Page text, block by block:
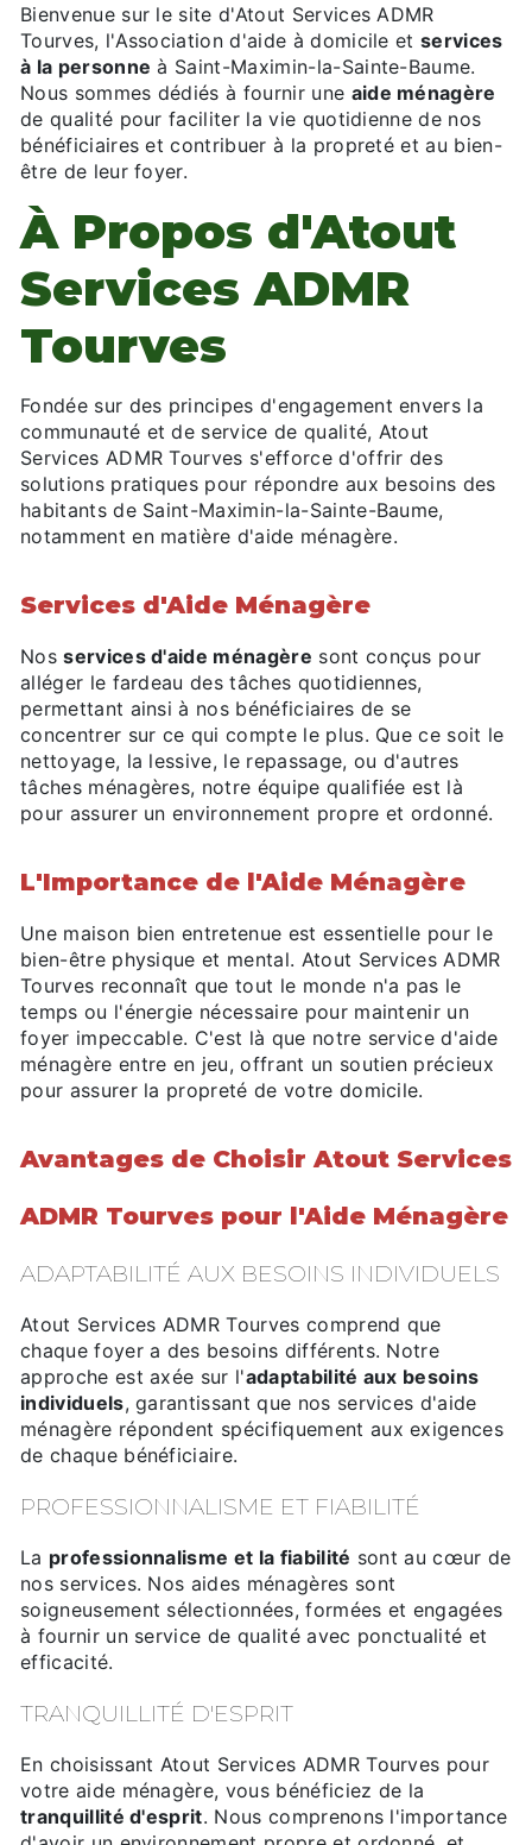
Bienvenue sur le site d'Atout Services ADMR
Tourves, l'Association d'aide à domicile etservices
à la personne à Saint-Maximin-la-Sainte-Baume.
Nous sommes dédiés à fournir une aide ménagère
de qualité pour faciliter la vie quotidienne de nos
bénéficiaires et contribuer à la propreté et au bien-
être de leur foyer.
À Propos d'Atout
Services ADMR
Tourves
Fondée sur des principes d'engagement envers la
communauté et de service de qualité, Atout
Services ADMR Tourves s'efforce d'offrir des
solutions pratiques pour répondre aux besoins des
habitants de Saint-Maximin-la-Sainte-Baume,
notamment en matière d'aide ménagère.
Services d'Aide Ménagère
Nosservices d'aide ménagère sont conçus pour
alléger le fardeau des tâches quotidiennes,
permettant ainsi à nos bénéficiaires de se
concentrer sur ce qui compte le plus. Que ce soit le
nettoyage, la lessive, le repassage, ou d'autres
tâches ménagères, notre équipe qualifiée est là
pour assurer un environnement propre et ordonné.
L'Importance de l'Aide Ménagère
Une maison bien entretenue est essentielle pour le
bien-être physique et mental. Atout Services ADMR
Tourves reconnaît que tout le monde n'a pas le
temps ou l'énergie nécessaire pour maintenir un
foyer impeccable. C'est là que notre service d'aide
ménagère entre en jeu, offrant un soutien précieux
pour assurer la propreté de votre domicile.
Avantages de Choisir Atout Services
ADMR Tourves pour l'Aide Ménagère
ADAPTABILITÉ AUX BESOINS INDIVIDUELS
Atout Services ADMR Tourves comprend que
chaque foyer a des besoins différents. Notre
approche est axée sur l'adaptabilité aux besoins
individuels, garantissant que nos services d'aide
ménagère répondent spécifiquement aux exigences
de chaque bénéficiaire.
PROFESSIONNALISME ET FIABILITÉ
La professionnalisme et la fiabilité sont au cœur de
nos services. Nos aides ménagères sont
soigneusement sélectionnées, formées et engagées
à fournir un service de qualité avec ponctualité et
efficacité.
TRANQUILLITÉ D'ESPRIT
En choisissant Atout Services ADMR Tourves pour
votre aide ménagère, vous bénéficiez de la
tranquillité d'esprit. Nous comprenons l'importance